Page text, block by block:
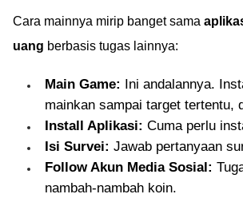
uang.
Cara mainnya mirip banget sama
uang berbasis tugas lainnya:
Main Game: Ini andalannya.
mainkan sampai target tertentu,
Install Aplikasi: Cuma perlu
Isi Survei: Jawab pertanyaan
Follow Akun Media Sosial:
nambah-nambah koin.